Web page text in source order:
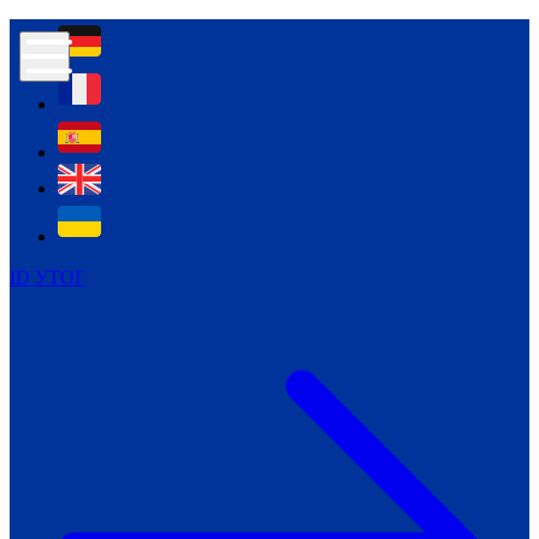
ID УТОГ
Контур психологічної безпеки глухих
Всеукраїнський пісенний
челендж «Україно, ти є!»
Молодіжний челендж «Жестова
мова для мене – це…»
Репортажі спеціальних та
інклюзивних начальних закладів